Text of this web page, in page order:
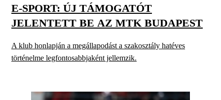
E-SPORT: ÚJ TÁMOGATÓT
JELENTETT BE AZ MTK BUDAPEST
A klub honlapján a megállapodást a szakosztály hatéves
történelme legfontosabbjaként jellemzik.